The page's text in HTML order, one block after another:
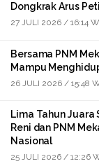
Dongkrak Arus
27 JULI 2026 / 16:14
Bersama PNM
Mampu
26 JULI 2026 / 15:48
Lima Tahun Juara
Reni dan PNM
Nasional
25 JULI 2026 / 12:26